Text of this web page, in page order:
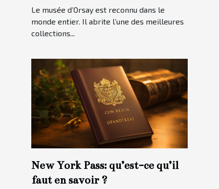
Le musée d’Orsay est reconnu dans le
monde entier. Il abrite l’une des meilleures
collections...
New York Pass: qu’est-ce qu’il
faut en savoir ?